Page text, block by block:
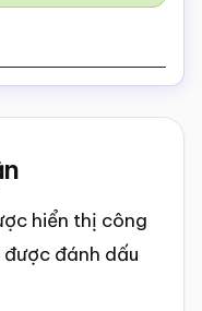
hiển thị công
đánh dấu